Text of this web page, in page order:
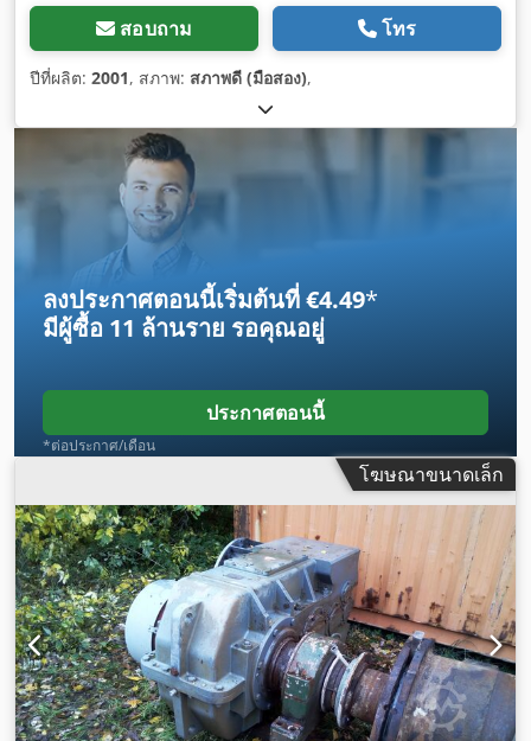
สอบถาม โทร
ปีที่ผลิต: 2001, สภาพ: สภาพดี (มือสอง),
ลงประกาศตอนนี้เริ่มต้นที่ €4.49*
มีผู้ซื้อ 11 ล้านราย รอคุณอยู่
ประกาศตอนนี้
*ต่อประกาศ/เดือน
โฆษณาขนาดเล็ก